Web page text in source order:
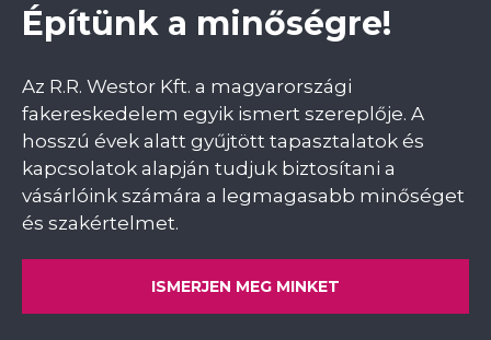
Építünk a minőségre!
Az R.R. Westor Kft. a magyarországi
fakereskedelem egyik ismert szereplője. A
hosszú évek alatt gyűjtött tapasztalatok és
kapcsolatok alapján tudjuk biztosítani a
vásárlóink számára a legmagasabb minőséget
és szakértelmet.
ISMERJEN MEG MINKET